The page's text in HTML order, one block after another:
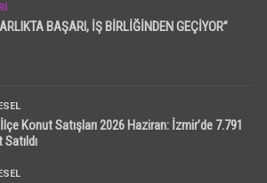
BAŞARI, İŞ BİRLİĞİNDEN GEÇİYOR”
Konut Satışları 2026 Haziran: İzmir’de 7.791